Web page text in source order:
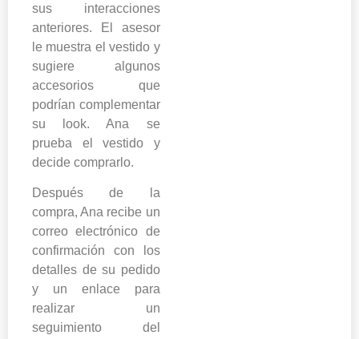
sus interacciones
anteriores. El asesor
le muestra el vestido y
sugiere algunos
accesorios que
podrían complementar
su look. Ana se
prueba el vestido y
decide comprarlo.
Después de la
compra, Ana recibe un
correo electrónico de
confirmación con los
detalles de su pedido
y un enlace para
realizar un
seguimiento del